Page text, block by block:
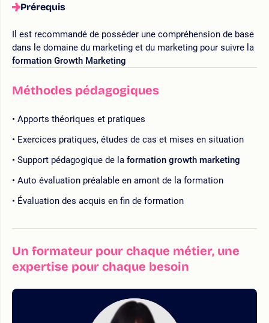
Prérequis
Il est recommandé de posséder une compréhension de base
dans le domaine du marketing et du marketing pour suivre la
formation Growth Marketing
Méthodes pédagogiques
Apports théoriques et pratiques
Exercices pratiques, études de cas et mises en situation
Support pédagogique de la formation growth marketing
Auto évaluation préalable en amont de la formation
Évaluation des acquis en fin de formation
Un formateur pour chaque métier, une
expertise pour chaque besoin